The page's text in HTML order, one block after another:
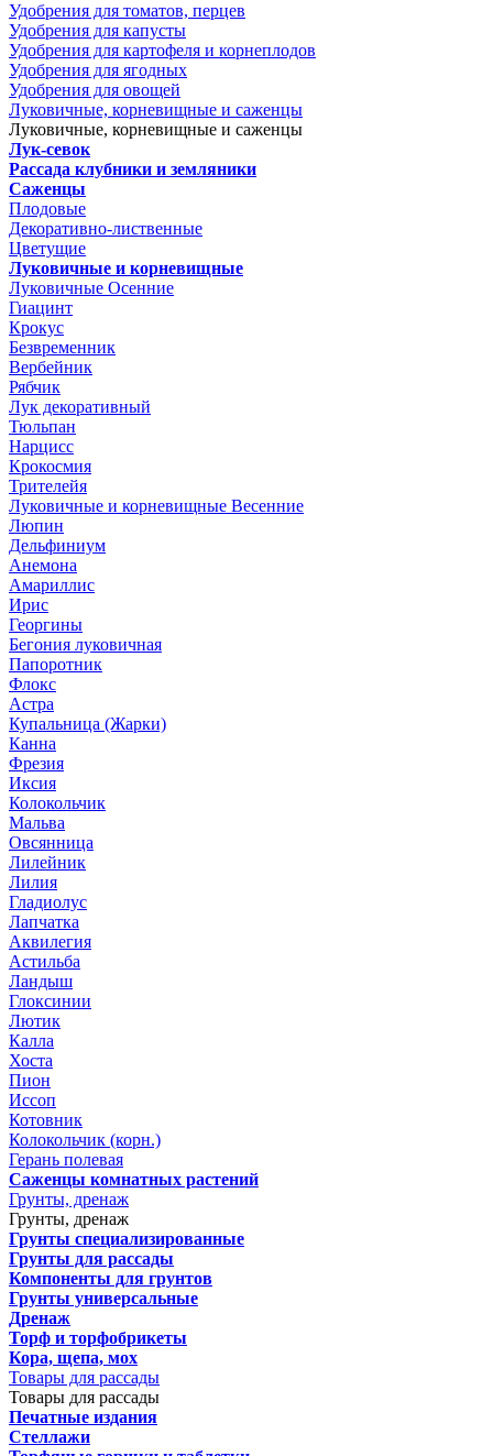
Удобрения для томатов, перцев
Удобрения для капусты
Удобрения для картофеля и корнеплодов
Удобрения для ягодных
Удобрения для овощей
Луковичные, корневищные и саженцы
Луковичные, корневищные и саженцы
Лук-севок
Рассада клубники и земляники
Саженцы
Плодовые
Декоративно-лиственные
Цветущие
Луковичные и корневищные
Луковичные Осенние
Гиацинт
Крокус
Безвременник
Вербейник
Рябчик
Лук декоративный
Тюльпан
Нарцисс
Крокосмия
Трителейя
Луковичные и корневищные Весенние
Люпин
Дельфиниум
Анемона
Амариллис
Ирис
Георгины
Бегония луковичная
Папоротник
Флокс
Астра
Купальница (Жарки)
Канна
Фрезия
Иксия
Колокольчик
Мальва
Овсянница
Лилейник
Лилия
Гладиолус
Лапчатка
Аквилегия
Астильба
Ландыш
Глоксинии
Лютик
Калла
Хоста
Пион
Иссоп
Котовник
Колокольчик (корн.)
Герань полевая
Саженцы комнатных растений
Грунты, дренаж
Грунты, дренаж
Грунты специализированные
Грунты для рассады
Компоненты для грунтов
Грунты универсальные
Дренаж
Торф и торфобрикеты
Кора, щепа, мох
Товары для рассады
Товары для рассады
Печатные издания
Стеллажи